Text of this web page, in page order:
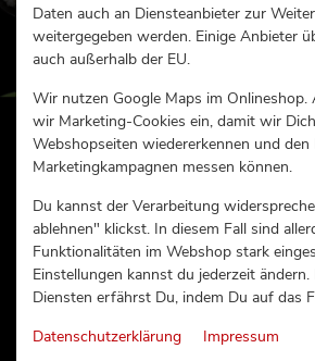
Daten auch an Diensteanbieter zur
weitergegeben werden. Einige Anbieter
auch außerhalb der EU.
Wir nutzen Google Maps im Onlineshop.
wir Marketing-Cookies ein, damit wir
Webshopseiten wiedererkennen und den
Marketingkampagnen messen können.
Du kannst der Verarbeitung
ablehnen" klickst. In diesem Fall sind
Funktionalitäten im Webshop stark
Einstellungen kannst du jederzeit ändern.
Diensten erfährst Du, indem Du auf das
Datenschutzerklärung Impressum
HOT TUNA